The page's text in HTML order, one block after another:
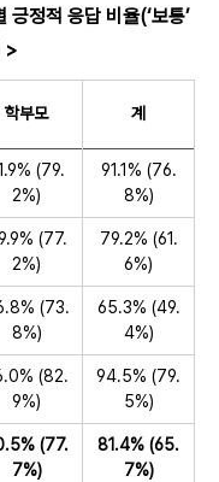
긍정적 응답 비율(‘보통’
>
학부모 계
(79.
2%)
91.1% (76.
8%)
(77.
2%)
79.2% (61.
6%)
(73.
8%)
65.3% (49.
4%)
(82.
9%)
94.5% (79.
5%)
(77.
7%)
81.4% (65.
7%)